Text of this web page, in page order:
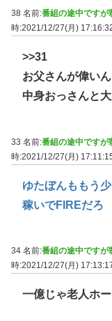
38 名前:番組の途中ですが
時:2021/12/27(月)
>>31
お父さんが偉い
中身おっさんと
33 名前:番組の途中ですが
時:2021/12/27(月)
ゆたぼんももう
稼いでFIREだろ
34 名前:番組の途中ですが
時:2021/12/27(月)
一億じゃ老人ホ